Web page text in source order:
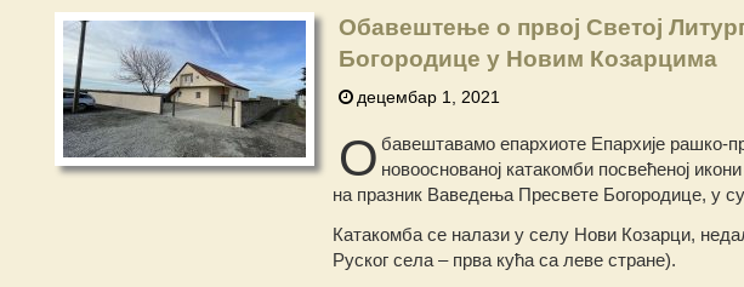
Обавештење о првој Светој
Богородице у Новим Козарцима
децембар 1, 2021
О бавештавамо епархиоте Епархије рашко-
новооснованој катакомби посвећеној
на празник Ваведења Пресвете Богородице, у
Катакомба се налази у селу Нови Козарци,
Руског села – прва кућа са леве стране).